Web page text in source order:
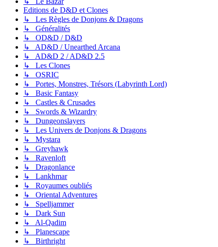
Editions de D&D et Clones
↳ Les Règles de Donjons & Dragons
↳ Généralités
↳ OD&D / D&D
↳ AD&D / Unearthed Arcana
↳ AD&D 2 / AD&D 2.5
↳ Les Clones
↳ OSRIC
↳ Portes, Monstres, Trésors (Labyrinth Lord)
↳ Basic Fantasy
↳ Castles & Crusades
↳ Swords & Wizardry
↳ Dungeonslayers
↳ Les Univers de Donjons & Dragons
↳ Mystara
↳ Greyhawk
↳ Ravenloft
↳ Dragonlance
↳ Lankhmar
↳ Royaumes oubliés
↳ Oriental Adventures
↳ Spelljammer
↳ Dark Sun
↳ Al-Qadim
↳ Planescape
↳ Birthright